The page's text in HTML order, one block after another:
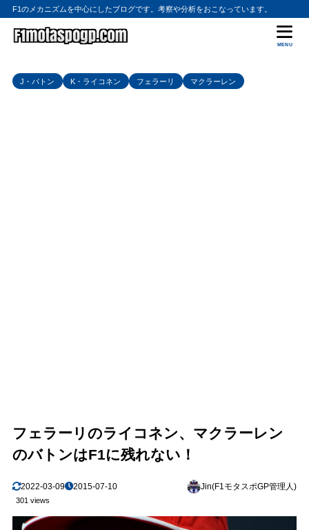
F1のメカニズムを中心にしたブログです。考察や分析をおこなっています。
MENU
J・バトン K・ライコネン フェラーリ マクラーレン
フェラーリのライコネン、マクラーレン
のバトンはF1に残れない！
2022-03-09 2015-07-10 Jin(F1モタスポGP管理人)
301 views